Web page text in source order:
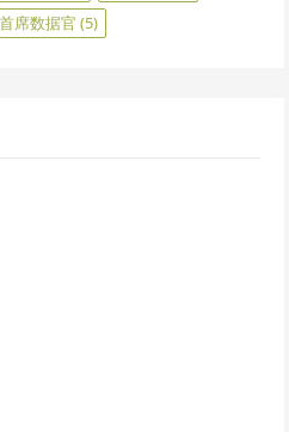
首席数据官 (5)